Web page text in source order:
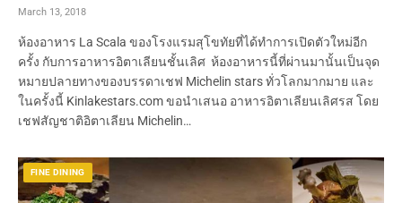
March 13, 2018
ห้องอาหาร La Scala ของโรงแรมสุโขทัยที่ได้ทำการเปิดตัวใหม่อีก
ครั้ง กับการอาหารอิตาเลียนชั้นเลิศ ห้องอาหารนี้ที่ผ่านมานั้นเป็นจุด
หมายปลายทางของบรรดาเชฟ Michelin stars ทั่วโลกมากมาย และ
ในครั้งนี้ Kinlakestars.com ขอนำเสนอ อาหารอิตาเลียนเลิศรส โดย
เชฟสัญชาติอิตาเลียน Michelin…
FINE DINING